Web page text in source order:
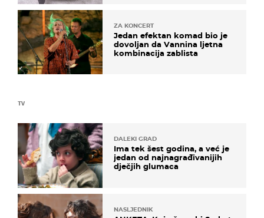
TV
DALEKI GRAD
Ima tek šest godina, a već je
jedan od najnagrađivanijih
dječjih glumaca
NASLJEDNIK
ZA KONCERT
Jedan efektan komad bio je
dovoljan da Vannina ljetna
kombinacija zablista